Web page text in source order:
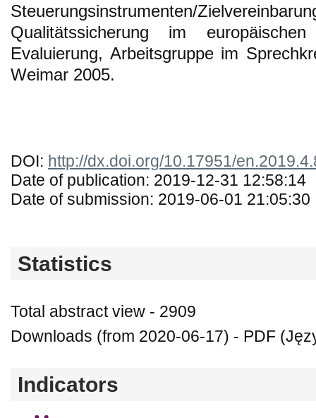
Steuerungsinstrumenten/
Qualitätssicherung im
Evaluierung, Arbeitsgruppe im
Weimar 2005.
DOI: http://dx.doi.org/10.17951/
Date of publication: 2019-12-31 12:58:14
Date of submission: 2019-06-01 21:05:30
Statistics
Total abstract view - 2909
Downloads (from 2020-06-17) - PDF
Indicators